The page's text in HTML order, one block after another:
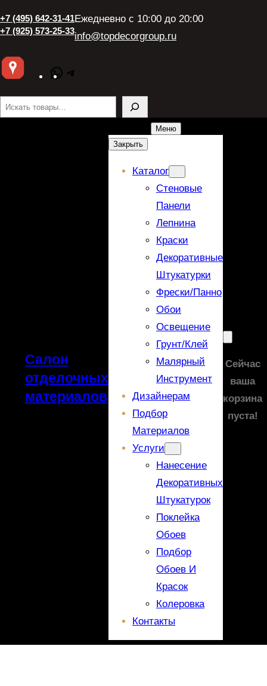
+7 (495) 642-31-41
+7 (925) 573-25-33
Ежедневно с 10:00 до 20:00
info@topdecorgroup.ru
WhatsApp
Поиск
Салон
отделочных
материалов
Меню
Закрыть
Каталог
Стеновые
Панели
Лепнина
Краски
Декоративные
Штукатурки
Фрески/панно
Обои
Освещение
Грунт/Клей
Малярный
Инструмент
Дизайнерам
Подбор
Материалов
Услуги
Нанесение
Декоративных
Штукатурок
Поклейка
Обоев
Подбор
Обоев И
Красок
Колеровка
Контакты
Сейчас
ваша
корзина
пуста!